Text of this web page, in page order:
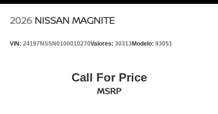
2026 NISSAN MAGNITE
VIN: 24197NSSN0100010270Valores: 30313Modelo: 93051
Call For Price
MSRP